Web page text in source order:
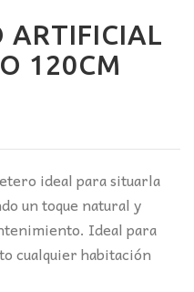
ARTIFICIAL
120CM
ideal para situarla
un toque natural y
Ideal para
cualquier habitación